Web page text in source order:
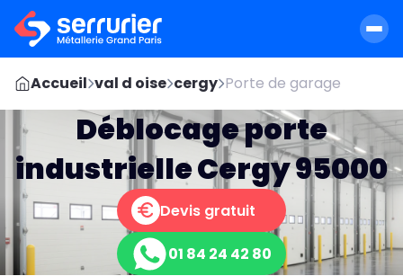
Accueil val d oise cergy Porte de garage
Déblocage porte
industrielle Cergy 95000
Devis gratuit
01 84 24 42 80